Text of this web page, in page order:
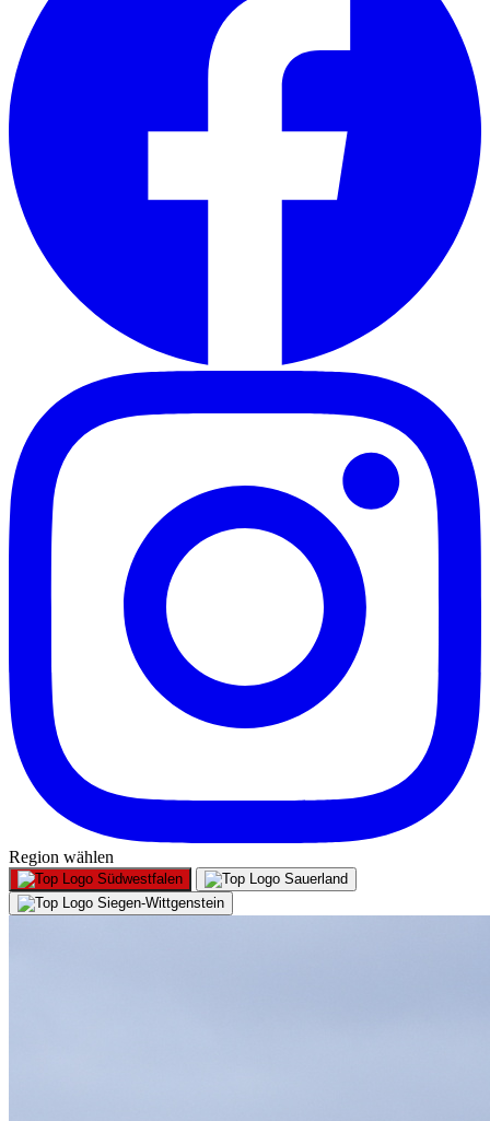
Region wählen
Südwestfalen
Sauerland
Siegen-Wittgenstein